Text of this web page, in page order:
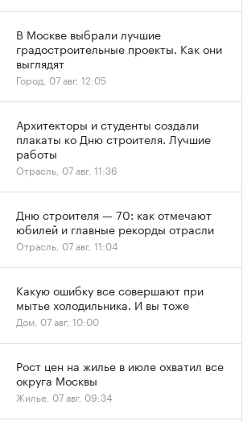
В Москве выбрали лучшие
градостроительные проекты. Как они
выглядят
Город, 07 авг, 12:05
Архитекторы и студенты создали
плакаты ко Дню строителя. Лучшие
работы
Отрасль, 07 авг, 11:36
Дню строителя — 70: как отмечают
юбилей и главные рекорды отрасли
Отрасль, 07 авг, 11:04
Какую ошибку все совершают при
мытье холодильника. И вы тоже
Дом, 07 авг, 10:00
Рост цен на жилье в июле охватил все
округа Москвы
Жилье, 07 авг, 09:34